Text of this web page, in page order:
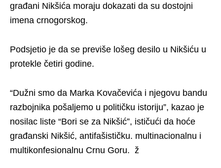
građani Nikšića moraju dokazati da su dostojni
imena crnogorskog.
Podsjetio je da se previše lošeg desilo u Nikšiću u
protekle četiri godine.
“Dužni smo da Marka Kovačevića i njegovu bandu
razbojnika pošaljemo u političku istoriju”, kazao je
nosilac liste “Bori se za Nikšić”, ističući da hoće
građanski Nikšić, antifašističku. multinacionalnu i
multikonfesionalnu Crnu Goru. ž